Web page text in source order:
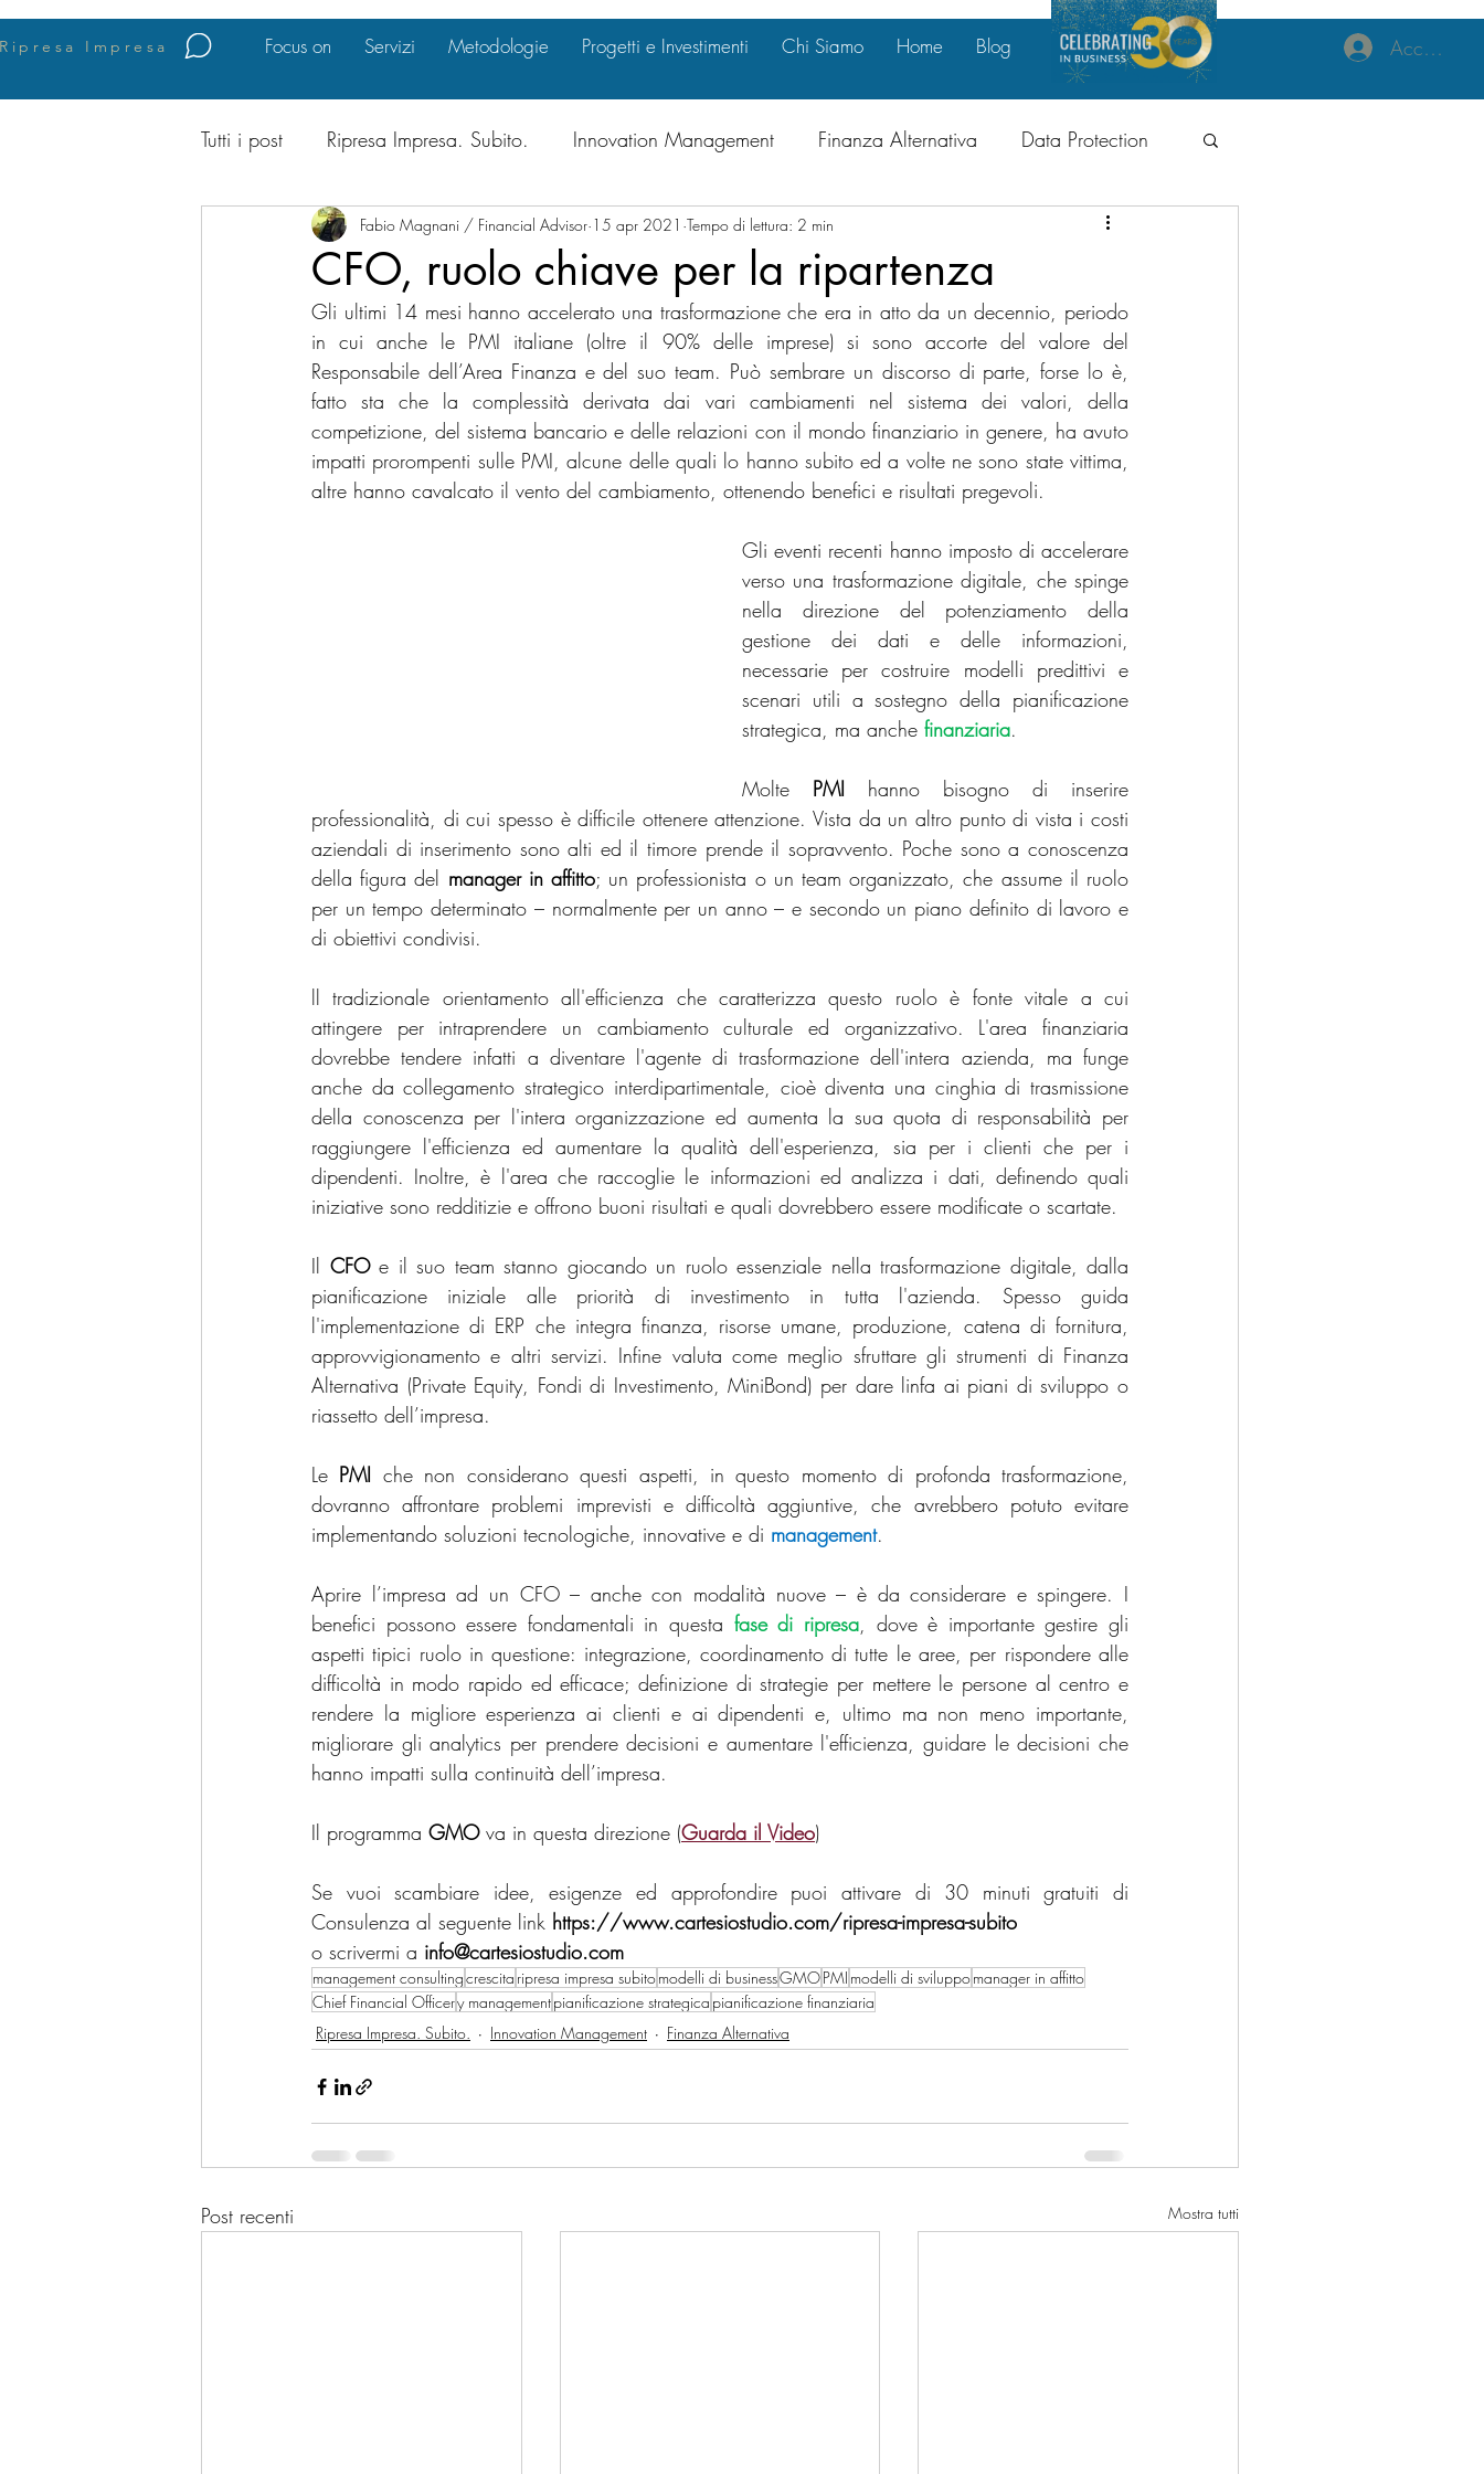
Ripresa Impresa Focus on Servizi Metodologie Progetti e Investimenti Chi Siamo Home Blog Accedi
Tutti i post Ripresa Impresa. Subito. Innovation Management Finanza Alternativa Data Protection
Business Intelligence Legal & Compliance Marketing Strategy
Risk Management Corporate Governance Investimenti Crescita Intelligente
international Business Opportunitie International Business Opportunitie Innovazione Tecnologia
Trasformazione Digitale Finanza e Mercati Transizione Energetica Green Deal
Digital Supply Chain Supply Chain Management
Mercati Internazionali Vendere nei mercati internazionali
CFO, ruolo chiave per la ripartenza
Fabio Magnani / Financial Advisor 15 apr 2021 Tempo di lettura: 2 min
Gli ultimi 14 mesi hanno accelerato una trasformazione che era in atto da un decennio, periodo
in cui anche le PMI italiane (oltre il 90% delle imprese) si sono accorte del valore del
Responsabile dell’Area Finanza e del suo team. Può sembrare un discorso di parte, forse lo è,
fatto sta che la complessità derivata dai vari cambiamenti nel sistema dei valori, della
competizione, del sistema bancario e delle relazioni con il mondo finanziario in genere, ha avuto
impatti prorompenti sulle PMI, alcune delle quali lo hanno subito ed a volte ne sono state vittima,
altre hanno cavalcato il vento del cambiamento, ottenendo benefici e risultati pregevoli.
Gli eventi recenti hanno imposto di accelerare
verso una trasformazione digitale, che spinge
nella direzione del potenziamento della
gestione dei dati e delle informazioni,
necessarie per costruire modelli predittivi e
scenari utili a sostegno della pianificazione
strategica, ma anche finanziaria.
Molte PMI hanno bisogno di inserire
professionalità, di cui spesso è difficile ottenere attenzione. Vista da un altro punto di vista i costi
aziendali di inserimento sono alti ed il timore prende il sopravvento. Poche sono a conoscenza
della figura del manager in affitto; un professionista o un team organizzato, che assume il ruolo
per un tempo determinato – normalmente per un anno – e secondo un piano definito di lavoro e
di obiettivi condivisi.
ll tradizionale orientamento all'efficienza che caratterizza questo ruolo è fonte vitale a cui
attingere per intraprendere un cambiamento culturale ed organizzativo. L'area finanziaria
dovrebbe tendere infatti a diventare l'agente di trasformazione dell'intera azienda, ma funge
anche da collegamento strategico interdipartimentale, cioè diventa una cinghia di trasmissione
della conoscenza per l'intera organizzazione ed aumenta la sua quota di responsabilità per
raggiungere l'efficienza ed aumentare la qualità dell'esperienza, sia per i clienti che per i
dipendenti. Inoltre, è l'area che raccoglie le informazioni ed analizza i dati, definendo quali
iniziative sono redditizie e offrono buoni risultati e quali dovrebbero essere modificate o scartate.
Il CFO e il suo team stanno giocando un ruolo essenziale nella trasformazione digitale, dalla
pianificazione iniziale alle priorità di investimento in tutta l'azienda. Spesso guida
l'implementazione di ERP che integra finanza, risorse umane, produzione, catena di fornitura,
approvvigionamento e altri servizi. Infine valuta come meglio sfruttare gli strumenti di Finanza
Alternativa (Private Equity, Fondi di Investimento, MiniBond) per dare linfa ai piani di sviluppo o
riassetto dell’impresa.
Le PMI che non considerano questi aspetti, in questo momento di profonda trasformazione,
dovranno affrontare problemi imprevisti e difficoltà aggiuntive, che avrebbero potuto evitare
implementando soluzioni tecnologiche, innovative e di management.
Aprire l’impresa ad un CFO – anche con modalità nuove – è da considerare e spingere. I
benefici possono essere fondamentali in questa fase di ripresa, dove è importante gestire gli
aspetti tipici ruolo in questione: integrazione, coordinamento di tutte le aree, per rispondere alle
difficoltà in modo rapido ed efficace; definizione di strategie per mettere le persone al centro e
rendere la migliore esperienza ai clienti e ai dipendenti e, ultimo ma non meno importante,
migliorare gli analytics per prendere decisioni e aumentare l'efficienza, guidare le decisioni che
hanno impatti sulla continuità dell’impresa.
Il programma GMO va in questa direzione (Guarda il Video)
Se vuoi scambiare idee, esigenze ed approfondire puoi attivare di 30 minuti gratuiti di
Consulenza al seguente link https://www.cartesiostudio.com/ripresa-impresa-subito
o scrivermi a info@cartesiostudio.com
management consultingcrescita ripresa impresa subitomodelli di businessGMOPMI modelli di sviluppomanager in affitto
Chief Financial Officery managementpianificazione strategica pianificazione finanziaria
Ripresa Impresa. Subito.
Innovation Management Finanza Alternativa
Post recenti Mostra tutti